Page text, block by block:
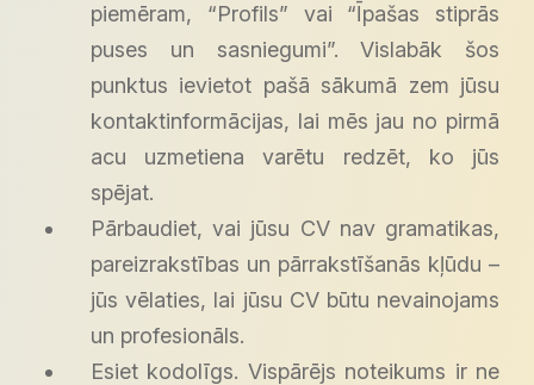
piemēram, “Profils” vai “Īpašas stiprās
puses un sasniegumi”. Vislabāk šos
punktus ievietot pašā sākumā zem jūsu
kontaktinformācijas, lai mēs jau no pirmā
acu uzmetiena varētu redzēt, ko jūs
spējat.
Pārbaudiet, vai jūsu CV nav gramatikas,
pareizrakstības un pārrakstīšanās kļūdu –
jūs vēlaties, lai jūsu CV būtu nevainojams
un profesionāls.
Esiet kodolīgs. Vispārējs noteikums ir ne